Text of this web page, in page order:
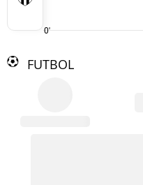
0'
FUTBOL